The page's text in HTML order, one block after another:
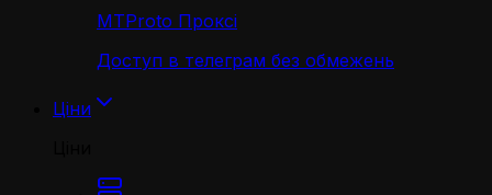
MTProto Проксі
Доступ в телеграм без обмежень
Ціни